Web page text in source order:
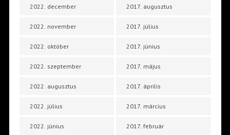
2022. december
2022. november
2022. október
2022. szeptember
2022. augusztus
2022. július
2022. június
2017. augusztus
2017. július
2017. június
2017. május
2017. április
2017. március
2017. február